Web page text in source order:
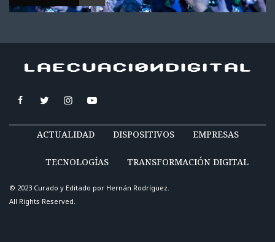
ACTUALIDAD DISPOSITIVOS EMPRESAS
TECNOLOGÍAS TRANSFORMACIÓN DIGITAL
© 2023 Curado y Editado por Hernán Rodríguez.
All Rights Reserved.